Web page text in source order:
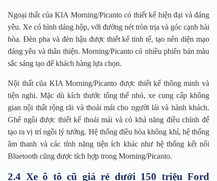
Ngoại thất của KIA Morning/Picanto có thiết kế hiện đại và đáng
yêu. Xe có hình dáng hộp, với đường nét tròn trịa và góc cạnh hài
hòa. Đèn pha và đèn hậu được thiết kế tinh tế, tạo nên diện mạo
đáng yêu và thân thiện. Morning/Picanto có nhiều phiên bản màu
sắc sáng tạo để khách hàng lựa chọn.
Nội thất của KIA Morning/Picanto được thiết kế thông minh và
tiện nghi. Mặc dù kích thước tổng thể nhỏ, xe cung cấp không
gian nội thất rộng rãi và thoải mái cho người lái và hành khách.
Ghế ngồi được thiết kế thoải mái và có khả năng điều chỉnh để
tạo ra vị trí ngồi lý tưởng. Hệ thống điều hòa không khí, hệ thống
âm thanh và các tính năng tiện ích khác như hệ thống kết nối
Bluetooth cũng được tích hợp trong Morning/Picanto.
2.4 Xe ô tô cũ giá rẻ dưới 150 triệu Ford